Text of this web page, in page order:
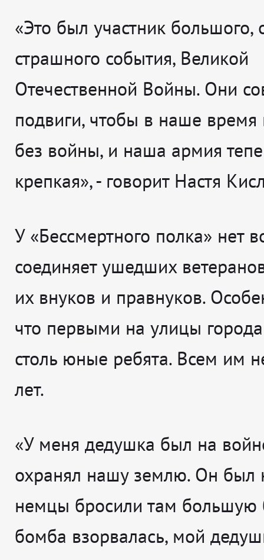
«Это был участник большого,
страшного события, Великой
Отечественной Войны. Они
подвиги, чтобы в наше время
без войны, и наша армия
крепкая», - говорит Настя
У «Бессмертного полка» нет
соединяет ушедших
их внуков и правнуков.
что первыми на улицы
столь юные ребята. Всем им
лет.
«У меня дедушка был на
охранял нашу землю. Он был
немцы бросили там большую
бомба взорвалась, мой